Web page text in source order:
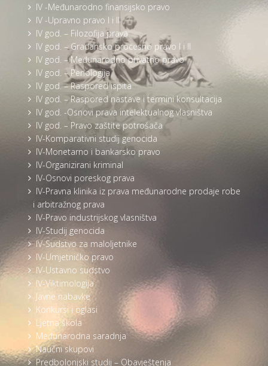
IV -Međunarodno finansijsko pravo
IV -Upravno pravo I i II
IV god. – Filozofija prava
IV god. – Građansko procesno pravo I i II
IV god. – Međunarodno privatno pravo
IV god. – Penologija
IV god. – Raspored ispita
IV god. – Raspored nastave i termini konsultacija
IV god. -Osnovi prava intelektualnog vlasništva
IV god. – Pravo zaštite potrošača
IV-Komparativni studij genocida
IV-Monetarno i bankarsko pravo
IV-Organizirani kriminal
IV-Osnovi poreskog prava
IV-Pravna klinika iz prava međunarodne prodaje robe
i arbitražnog prava
IV-Pravo industrijskog vlasništva
IV-Studij genocida
IV-Sudstvo za maloljetnike
IV-Umjetničko pravo
IV-Ustavno sudstvo
IV-Viktimologija
Javne nabavke
Konkursi i oglasi
Ljetna škola
Međunarodna saradnja
Naučni skupovi
Predbolonjski studij – Obavještenja